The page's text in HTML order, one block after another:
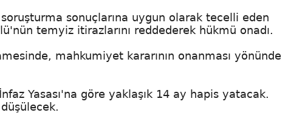
sonuçlarına uygun olarak tecelli eden
temyiz itirazlarını reddederek hükmü onadı.
mahkumiyet kararının onanması yönünde
Yasası'na göre yaklaşık 14 ay hapis yatacak.